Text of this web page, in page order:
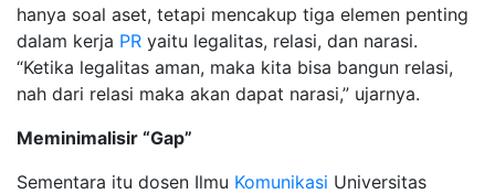
hanya soal aset, tetapi mencakup tiga elemen penting
dalam kerja PR yaitu legalitas, relasi, dan narasi.
“Ketika legalitas aman, maka kita bisa bangun relasi,
nah dari relasi maka akan dapat narasi,” ujarnya.
Meminimalisir “Gap”
Sementara itu dosen Ilmu Komunikasi Universitas